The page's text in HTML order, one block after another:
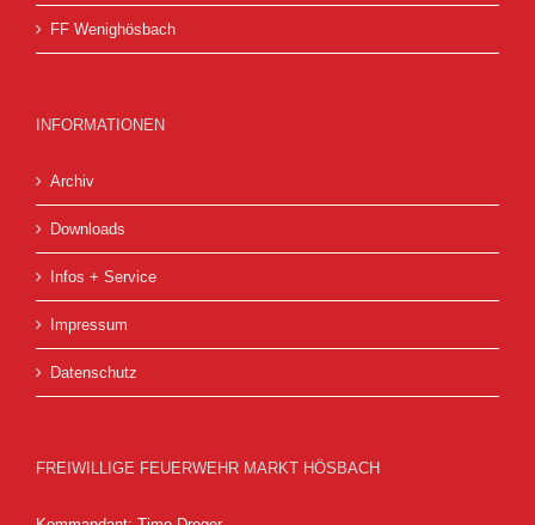
FF Wenighösbach
INFORMATIONEN
Archiv
Downloads
Infos + Service
Impressum
Datenschutz
FREIWILLIGE FEUERWEHR MARKT HÖSBACH